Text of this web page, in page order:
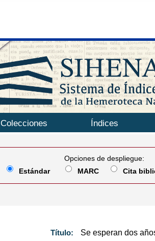
Colecciones Índices
Opciones de despliegue:
Estándar
MARC Cita
Título:
Se esperan dos